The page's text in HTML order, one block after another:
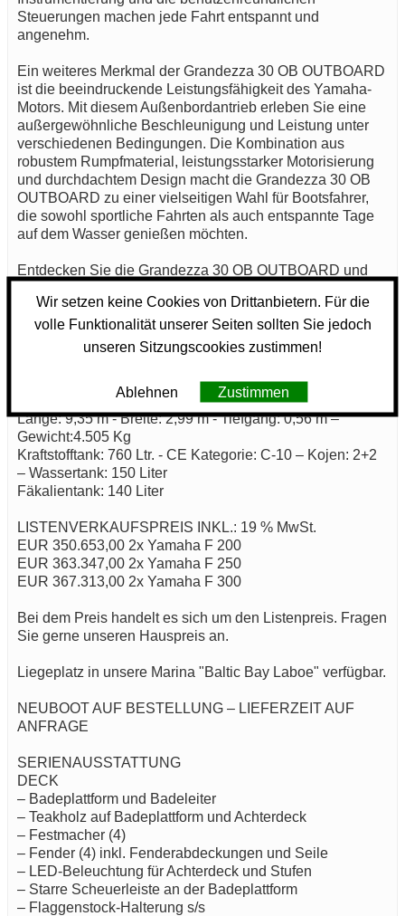
Steuerungen machen jede Fahrt entspannt und
angenehm.
Ein weiteres Merkmal der Grandezza 30 OB OUTBOARD
ist die beeindruckende Leistungsfähigkeit des Yamaha-
Motors. Mit diesem Außenbordantrieb erleben Sie eine
außergewöhnliche Beschleunigung und Leistung unter
verschiedenen Bedingungen. Die Kombination aus
robustem Rumpfmaterial, leistungsstarker Motorisierung
und durchdachtem Design macht die Grandezza 30 OB
OUTBOARD zu einer vielseitigen Wahl für Bootsfahrer,
die sowohl sportliche Fahrten als auch entspannte Tage
auf dem Wasser genießen möchten.
Entdecken Sie die Grandezza 30 OB OUTBOARD und
Wasser.
Weitere Details zur Grandezza 30 OB OUTBOARD
GRANDEZZA 30 OB Outboard (made in FINNLAND)
Länge: 9,35 m - Breite: 2,99 m - Tiefgang: 0,56 m –
Gewicht:4.505 Kg
Kraftstofftank: 760 Ltr. - CE Kategorie: C-10 – Kojen: 2+2
– Wassertank: 150 Liter
Fäkalientank: 140 Liter
LISTENVERKAUFSPREIS INKL.: 19 % MwSt.
EUR 350.653,00 2x Yamaha F 200
EUR 363.347,00 2x Yamaha F 250
EUR 367.313,00 2x Yamaha F 300
Bei dem Preis handelt es sich um den Listenpreis. Fragen
Sie gerne unseren Hauspreis an.
Liegeplatz in unsere Marina "Baltic Bay Laboe" verfügbar.
NEUBOOT AUF BESTELLUNG – LIEFERZEIT AUF
ANFRAGE
SERIENAUSSTATTUNG
DECK
– Badeplattform und Badeleiter
– Teakholz auf Badeplattform und Achterdeck
– Festmacher (4)
– Fender (4) inkl. Fenderabdeckungen und Seile
– LED-Beleuchtung für Achterdeck und Stufen
– Starre Scheuerleiste an der Badeplattform
– Flaggenstock-Halterung s/s
Wir setzen keine Cookies von Drittanbietern. Für die
volle Funktionalität unserer Seiten sollten Sie jedoch
unseren Sitzungscookies zustimmen!
Ablehnen Zustimmen